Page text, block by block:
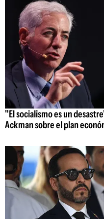
"El socialismo es un
Ackman sobre el plan